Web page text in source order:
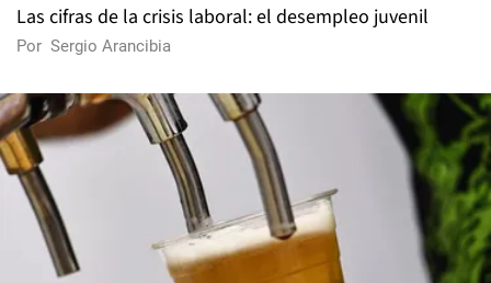
Las cifras de la crisis laboral: el desempleo juvenil
Por Sergio Arancibia